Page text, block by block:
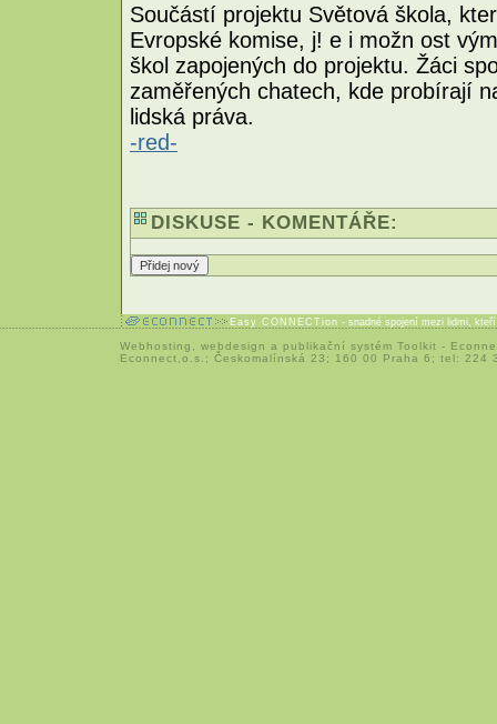
Součástí projektu Světová škola,
Evropské komise, j! e i možn ost
škol zapojených do projektu. Žáci
zaměřených chatech, kde probírají
lidská práva.
-red-
DISKUSE - KOMENTÁŘE:
Easy CONNECTion - snadné spojení mezi lidmi,
Webhosting webdesign a publikační systém Toolkit -
Econnect,o.s.; Českomalínská 23; 160 00 Praha 6; tel: 224